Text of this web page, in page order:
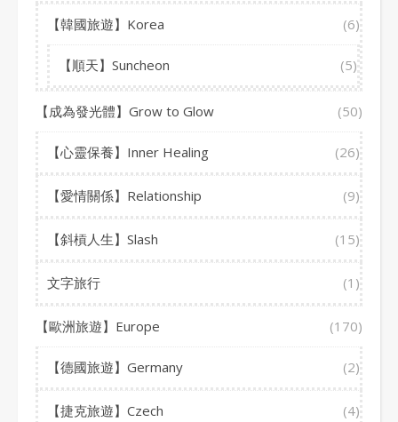
【韓國旅遊】Korea (6)
【順天】Suncheon (5)
【成為發光體】Grow to Glow (50)
【心靈保養】Inner Healing (26)
【愛情關係】Relationship (9)
【斜槓人生】Slash (15)
文字旅行 (1)
【歐洲旅遊】Europe (170)
【德國旅遊】Germany (2)
【捷克旅遊】Czech (4)